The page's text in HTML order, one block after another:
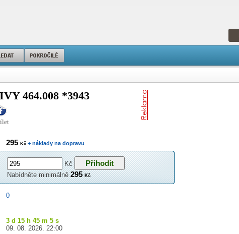
464.008 *3943
295Kč + náklady na dopravu
Kč
Nabídněte minimálně295Kč
0
3 d 15 h 45 m 4 s
09. 08. 2026. 22:00